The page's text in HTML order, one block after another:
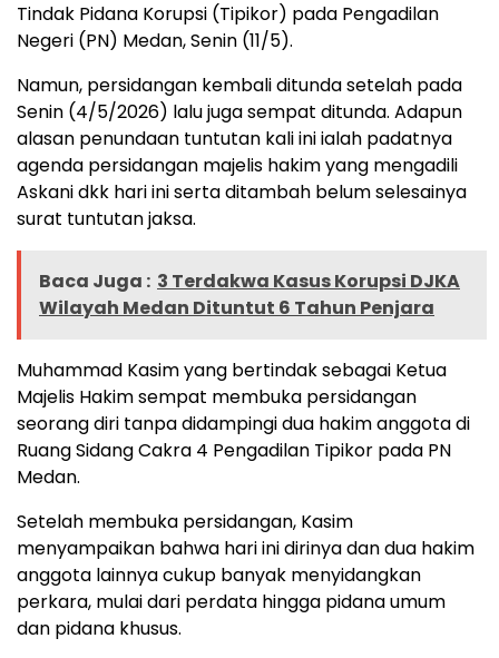
Tindak Pidana Korupsi (Tipikor) pada Pengadilan
Negeri (PN) Medan, Senin (11/5).
Namun, persidangan kembali ditunda setelah pada
Senin (4/5/2026) lalu juga sempat ditunda. Adapun
alasan penundaan tuntutan kali ini ialah padatnya
agenda persidangan majelis hakim yang mengadili
Askani dkk hari ini serta ditambah belum selesainya
surat tuntutan jaksa.
Baca Juga : 3 Terdakwa Kasus Korupsi DJKA
Wilayah Medan Dituntut 6 Tahun Penjara
Muhammad Kasim yang bertindak sebagai Ketua
Majelis Hakim sempat membuka persidangan
seorang diri tanpa didampingi dua hakim anggota di
Ruang Sidang Cakra 4 Pengadilan Tipikor pada PN
Medan.
Setelah membuka persidangan, Kasim
menyampaikan bahwa hari ini dirinya dan dua hakim
anggota lainnya cukup banyak menyidangkan
perkara, mulai dari perdata hingga pidana umum
dan pidana khusus.